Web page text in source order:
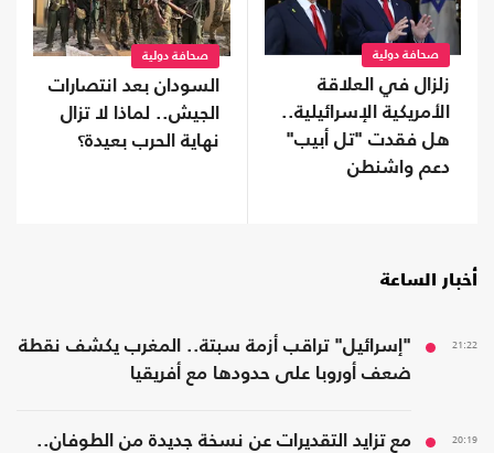
صحافة دولية
زلزال في العلاقة
الأمريكية الإسرائيلية..
هل فقدت "تل أبيب"
دعم واشنطن
صحافة دولية
السودان بعد انتصارات
الجيش.. لماذا لا تزال
نهاية الحرب بعيدة؟
أخبار الساعة
21:22
"إسرائيل" تراقب أزمة سبتة.. المغرب يكشف نقطة
ضعف أوروبا على حدودها مع أفريقيا
20:19
مع تزايد التقديرات عن نسخة جديدة من الطوفان..